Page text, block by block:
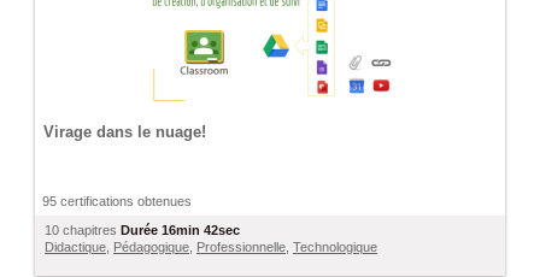
Virage dans le nuage!
95 certifications obtenues
10 chapitres Durée 16min 42sec
Didactique Pédagogique Professionnelle Technologique